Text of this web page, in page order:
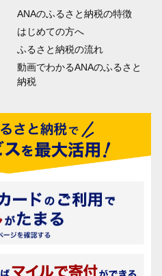
ANAのふるさと納税の特徴
はじめての方へ
ふるさと納税の流れ
動画でわかるANAのふるさと
納税